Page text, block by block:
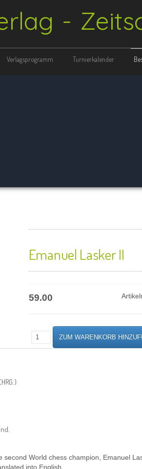
-
Verlagsprogramm Turnierkalender
Emanuel Lasker II
59.00
World chess champion, Emanuel
into English.